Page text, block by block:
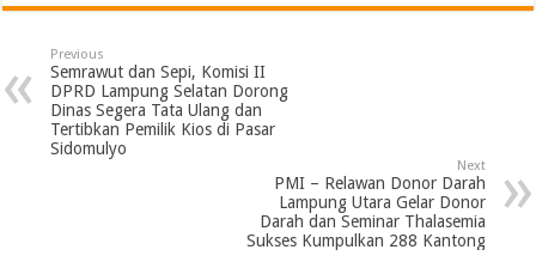
Previous
Semrawut dan Sepi, Komisi II
DPRD Lampung Selatan Dorong
Dinas Segera Tata Ulang dan
Tertibkan Pemilik Kios di Pasar
Sidomulyo
Next
PMI – Relawan Donor Darah
Lampung Utara Gelar Donor
Darah dan Seminar Thalasemia
Sukses Kumpulkan 288 Kantong